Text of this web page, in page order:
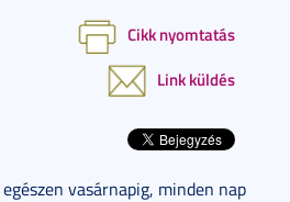
Cikk nyomtatás
Link küldés
vasárnapig, minden nap